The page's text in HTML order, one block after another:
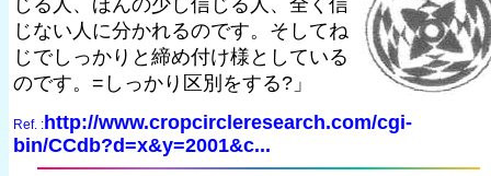
じる人、ほんの少し信じる人、全く信
じない人に分かれるのです。そしてね
じでしっかりと締め付け様としている
のです。=しっかり区別をする?」
Ref. : http://www.cropcircleresearch.com/cgi-
bin/CCdb?d=x&y=2001&c...